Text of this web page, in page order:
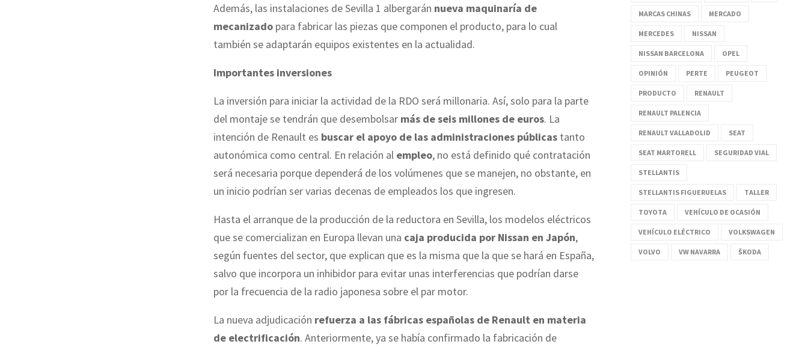
Además, las instalaciones de Sevilla 1 albergarán nueva maquinaría de
mecanizado para fabricar las piezas que componen el producto, para lo cual
también se adaptarán equipos existentes en la actualidad.
Importantes inversiones
La inversión para iniciar la actividad de la RDO será millonaria. Así, solo para la parte
del montaje se tendrán que desembolsar más de seis millones de euros. La
intención de Renault es buscar el apoyo de las administraciones públicas tanto
autonómica como central. En relación al empleo, no está definido qué contratación
será necesaria porque dependerá de los volúmenes que se manejen, no obstante, en
un inicio podrían ser varias decenas de empleados los que ingresen.
Hasta el arranque de la producción de la reductora en Sevilla, los modelos eléctricos
que se comercializan en Europa llevan una caja producida por Nissan en Japón,
según fuentes del sector, que explican que es la misma que la que se hará en España,
salvo que incorpora un inhibidor para evitar unas interferencias que podrían darse
por la frecuencia de la radio japonesa sobre el par motor.
La nueva adjudicación refuerza a las fábricas españolas de Renault en materia
de electrificación. Anteriormente, ya se había confirmado la fabricación de
MARCAS CHINAS MERCADO
MERCEDES NISSAN
NISSAN BARCELONA OPEL
OPINIÓN PERTE PEUGEOT
PRODUCTO RENAULT
RENAULT PALENCIA
RENAULT VALLADOLID SEAT
SEAT MARTORELL SEGURIDAD VIAL
STELLANTIS
STELLANTIS FIGUERUELAS TALLER
TOYOTA VEHÍCULO DE OCASIÓN
VEHÍCULO ELÉCTRICO VOLKSWAGEN
VOLVO VW NAVARRA ŠKODA